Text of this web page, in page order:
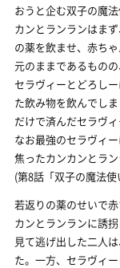
おうと企む双子の魔
カンとランランはま
の薬を飲ませ、赤ち
元のままであるもの
セラヴィーとどろし
た飲み物を飲んでし
だけで済んだセラヴ
なお最強のセラヴィ
焦ったカンカンとラ
(第8話「双子の魔法
若返りの薬のせいで
カンとランランに誘
見て逃げ出した二人
た。一方、セラヴィ